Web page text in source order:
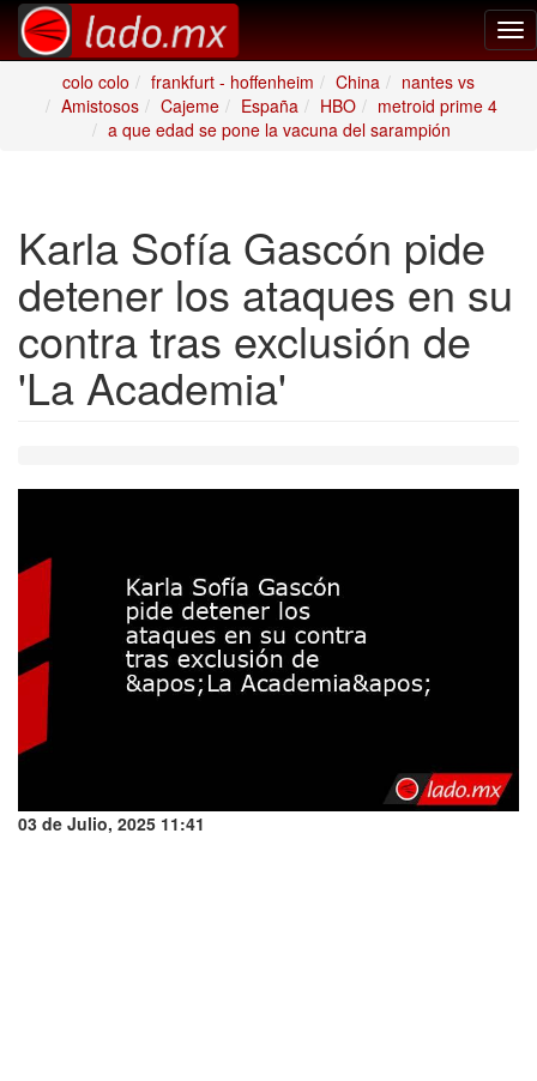
colo colo
frankfurt - hoffenheim China
nantes vs
Amistosos
Cajeme España HBO
metroid prime 4
a que edad se pone la vacuna del sarampión
Karla Sofía Gascón pide
detener los ataques en su
contra tras exclusión de
'La Academia'
03 de Julio, 2025 11:41